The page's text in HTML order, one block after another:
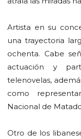
Artista en su
una trayectoria
ochenta. Cabe
actuación y
telenovelas,
como
Nacional de
Otro de los